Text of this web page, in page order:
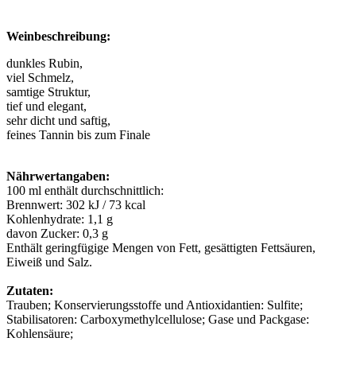
Weinbeschreibung:
dunkles Rubin,
viel Schmelz,
samtige Struktur,
tief und elegant,
sehr dicht und saftig,
feines Tannin bis zum Finale
Nährwertangaben:
100 ml enthält durchschnittlich:
Brennwert: 302 kJ / 73 kcal
Kohlenhydrate: 1,1 g
davon Zucker: 0,3 g
Enthält geringfügige Mengen von Fett, gesättigten Fettsäuren,
Eiweiß und Salz.
Zutaten:
Trauben; Konservierungsstoffe und Antioxidantien: Sulfite;
Stabilisatoren: Carboxymethylcellulose; Gase und Packgase:
Kohlensäure;